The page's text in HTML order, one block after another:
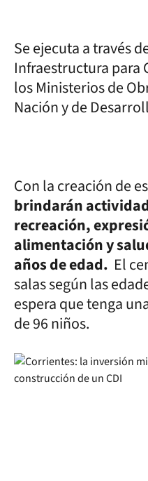
Se ejecuta a través
Infraestructura para
los Ministerios de
Nación y de
Con la creación de
brindarán
recreación,
alimentación y
años de edad. El
salas según las
espera que tenga
de 96 niños.